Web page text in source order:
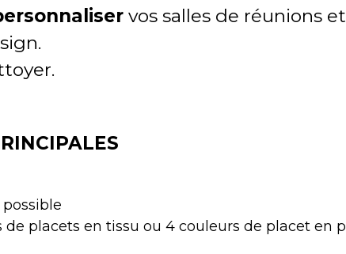
vos salles de réunions
de placets en tissu ou 4 couleurs de placet en